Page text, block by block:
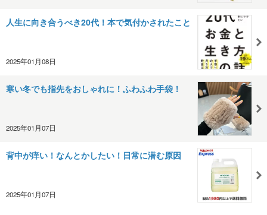
人生に向き合うべき20代！本で気付かされたこと
2025年01月08日
寒い冬でも指先をおしゃれに！ふわふわ手袋！
2025年01月07日
背中が痒い！なんとかしたい！日常に潜む原因
2025年01月07日